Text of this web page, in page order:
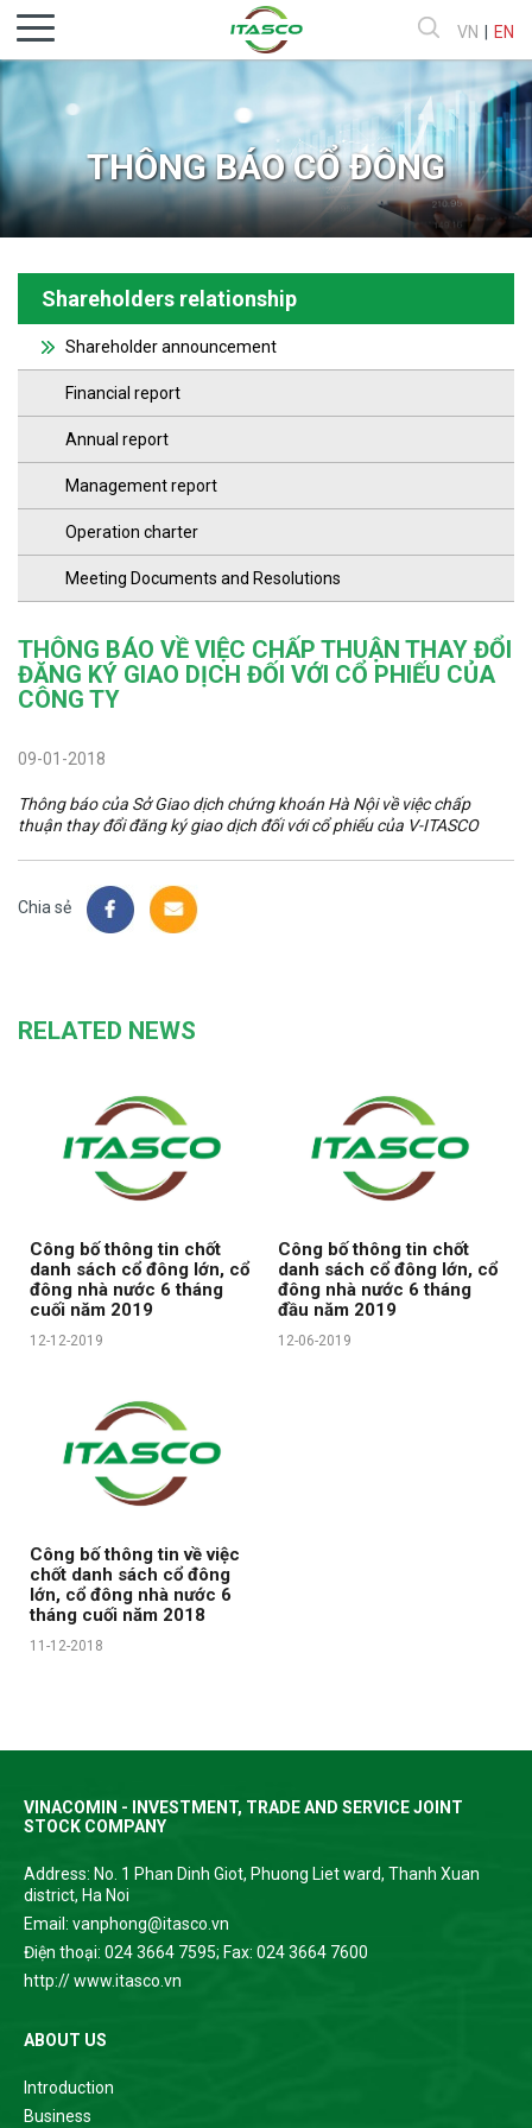
VN EN
THÔNG BÁO CỔ ĐÔNG
Shareholders relationship
Shareholder announcement
Financial report
Annual report
Management report
Operation charter
Meeting Documents and Resolutions
THÔNG BÁO VỀ VIỆC CHẤP THUẬN THAY ĐỔI
ĐĂNG KÝ GIAO DỊCH ĐỐI VỚI CỔ PHIẾU CỦA
CÔNG TY
09-01-2018
Thông báo của Sở Giao dịch chứng khoán Hà Nội về việc chấp
thuận thay đổi đăng ký giao dịch đối với cổ phiếu của V-ITASCO
Chia sẻ
RELATED NEWS
Công bố thông tin chốt
danh sách cổ đông lớn, cổ
đông nhà nước 6 tháng
cuối năm 2019
12-12-2019
Công bố thông tin chốt
danh sách cổ đông lớn, cổ
đông nhà nước 6 tháng
đầu năm 2019
12-06-2019
Công bố thông tin về việc
chốt danh sách cổ đông
lớn, cổ đông nhà nước 6
tháng cuối năm 2018
11-12-2018
VINACOMIN - INVESTMENT, TRADE AND SERVICE JOINT
STOCK COMPANY
Address: No. 1 Phan Dinh Giot, Phuong Liet ward, Thanh Xuan
district, Ha Noi
Email: vanphong@itasco.vn
Điện thoại: 024 3664 7595; Fax: 024 3664 7600
http:// www.itasco.vn
ABOUT US
Introduction
Business